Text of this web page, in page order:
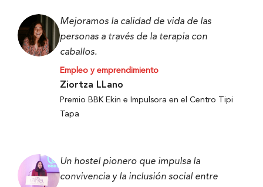
Mejoramos la calidad de vida de las
personas a través de la terapia con
caballos.
Empleo y emprendimiento
Ziortza LLano
Premio BBK Ekin e Impulsora en el Centro Tipi
Tapa
Un hostel pionero que impulsa la
convivencia y la inclusión social entre